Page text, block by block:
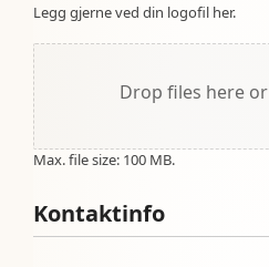
Legg gjerne ved din logofil her.
Drop files here or
Max. file size: 100 MB.
Kontaktinfo